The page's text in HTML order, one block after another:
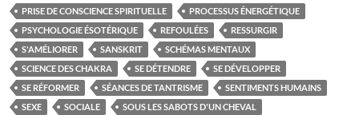
PRISE DE CONSCIENCE SPIRITUELLE
PROCESSUS ÉNERGÉTIQUE
PSYCHOLOGIE ÉSOTÉRIQUE
REFOULÉES
RESSURGIR
S'AMÉLIORER
SANSKRIT
SCHÉMAS MENTAUX
SCIENCE DES CHAKRA
SE DÉTENDRE
SE DÉVELOPPER
SE RÉFORMER
SÉANCES DE TANTRISME
SENTIMENTS HUMAINS
SEXE
SOCIALE
SOUS LES SABOTS D'UN CHEVAL